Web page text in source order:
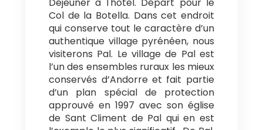
Déjeuner à l'hôtel. Départ pour le
Col de la Botella. Dans cet endroit
qui conserve tout le caractère d’un
authentique village pyrénéen, nous
visiterons Pal. Le village de Pal est
l’un des ensembles ruraux les mieux
conservés d’Andorre et fait partie
d’un plan spécial de protection
approuvé en 1997 avec son église
de Sant Climent de Pal qui en est